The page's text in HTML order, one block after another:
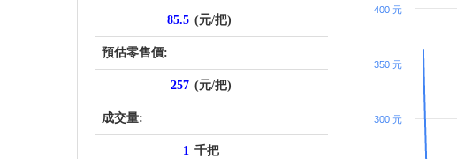
85.5 (元/把)
預估零售價:
257 (元/把)
成交量:
1 千把
300 元
350 元
400 元